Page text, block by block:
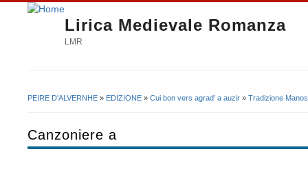
Lirica Medievale Romanza
LMR
PEIRE D'ALVERNHE » EDIZIONE » Cui bon vers agrad’ a auzir » Tradizione
Canzoniere a